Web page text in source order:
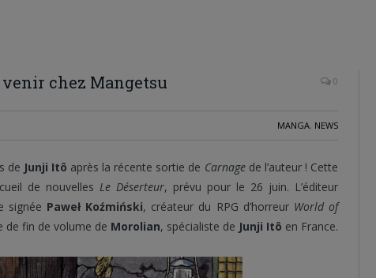
chez Mangetsu 0
MANGA, NEWS
de Junji Itô après la récente sortie de Carnagede l’auteur ! Cette
de nouvelles Le Déserteur, prévu pour le 26 juin. L’éditeur
signée Paweł Koźmiński, créateur du RPG d’horreur World of
de fin de volume de Morolian, spécialiste de Junji Itô en France.